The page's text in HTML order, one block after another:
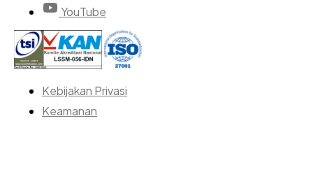
YouTube
Kebijakan Privasi
Keamanan